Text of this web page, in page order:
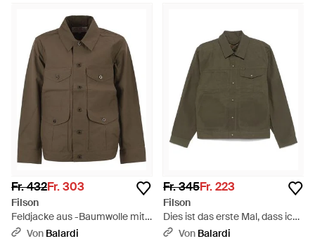
Fr. 432Fr. 303
Filson
Feldjacke aus -Baumwolle mit
Utility-Taschen - Braun
Von Balardi
Fr. 345Fr. 223
Filson
Dies ist das erste Mal, dass ich
das jemals gesehen habe. -
Von Balardi